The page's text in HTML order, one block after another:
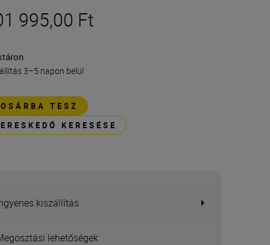
995,00 Ft
3–5 napon belül
TESZ
KERESÉSE
kiszállítás
lehetőségek